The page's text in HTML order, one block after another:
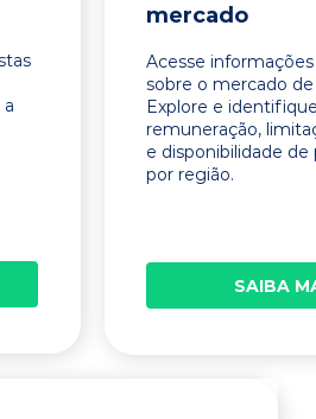
mercado
Acesse
sobre o mercado
Explore e
remuneração,
e disponibilidade de
por região.
SAIBA